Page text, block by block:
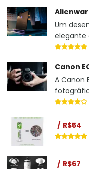
Um
elegante
Canon
A Canon
R$54
R$67